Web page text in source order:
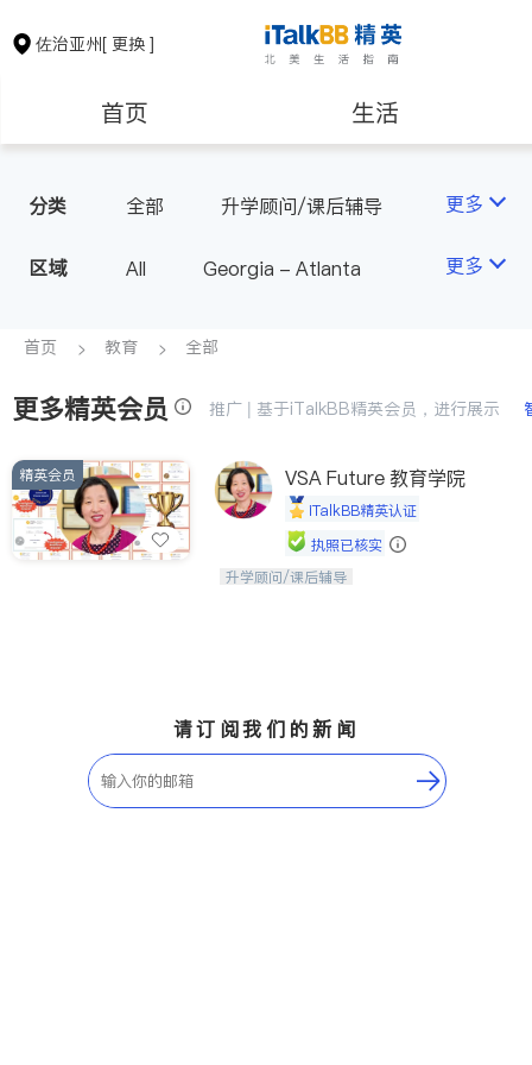
佐治亚州[ 更换 ]
首页 生活
房地产租售 银行贷款
建筑装修
养老 非盈利组织
分类 全部 升学顾问/课后辅导 更多
区域 All Georgia - Atlanta 更多
首页 教育 全部
更多精英会员 推广 | 基于iTalkBB精英会员，进行展示
精英会员 VSA Future 教育学院
iTalkBB精英认证
执照已核实
孩子美好的未来始于早期能力的培养，
升学顾问/课后辅导
请订阅我们的新闻